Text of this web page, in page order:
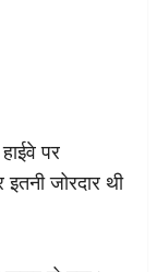
पर
जोरदार थी